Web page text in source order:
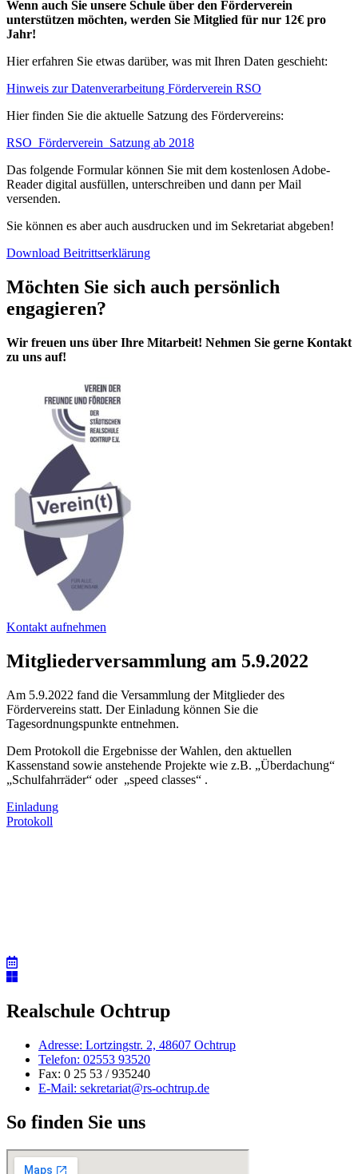
Wenn auch Sie unsere Schule über den Förderverein
unterstützen möchten, werden Sie Mitglied für nur 12€ pro
Jahr!
Hier erfahren Sie etwas darüber, was mit Ihren Daten geschieht:
Hinweis zur Datenverarbeitung Förderverein RSO
Hier finden Sie die aktuelle Satzung des Fördervereins:
RSO_Förderverein_Satzung ab 2018
Das folgende Formular können Sie mit dem kostenlosen Adobe-
Reader digital ausfüllen, unterschreiben und dann per Mail
versenden.
Sie können es aber auch ausdrucken und im Sekretariat abgeben!
Download Beitrittserklärung
Möchten Sie sich auch persönlich
engagieren?
Wir freuen uns über Ihre Mitarbeit! Nehmen Sie gerne Kontakt
zu uns auf!
Kontakt aufnehmen
Mitgliederversammlung am 5.9.2022
Am 5.9.2022 fand die Versammlung der Mitglieder des
Fördervereins statt. Der Einladung können Sie die
Tagesordnungspunkte entnehmen.
Dem Protokoll die Ergebnisse der Wahlen, den aktuellen
Kassenstand sowie anstehende Projekte wie z.B. „Überdachung“
„Schulfahrräder“ oder „speed classes“ .
Einladung
Protokoll
Realschule Ochtrup
Adresse: Lortzingstr. 2, 48607 Ochtrup
Telefon: 02553 93520
Fax: 0 25 53 / 935240
E-Mail: sekretariat@rs-ochtrup.de
So finden Sie uns